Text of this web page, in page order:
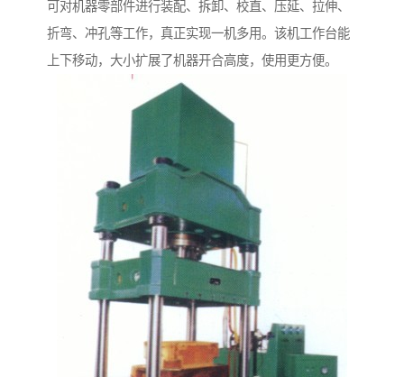
可对机器零部件进行装配、拆卸、校直、压延、拉伸、
折弯、冲孔等工作，真正实现一机多用。该机工作台能
上下移动，大小扩展了机器开合高度，使用更方便。